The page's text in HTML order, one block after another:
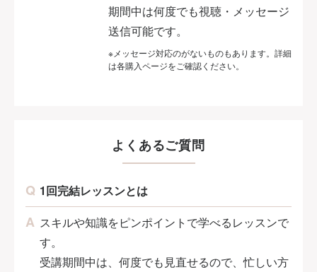
期間中は何度でも視聴・メッセージ
送信可能です。
※メッセージ対応のがないものもあります。詳細
は各購入ページをご確認ください。
よくあるご質問
1回完結レッスンとは
スキルや知識をピンポイントで学べるレッスンで
す。
受講期間中は、何度でも見直せるので、忙しい方